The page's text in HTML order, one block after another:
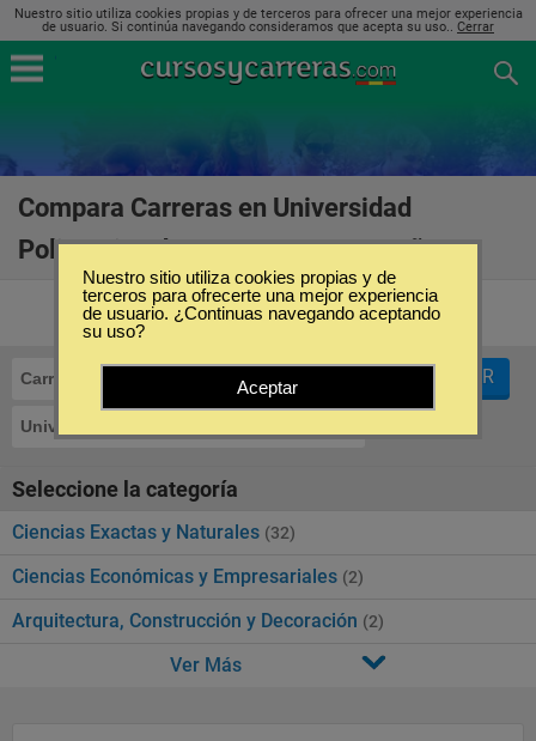
Nuestro sitio utiliza cookies propias y de terceros para ofrecer una mejor experiencia
de usuario. Si continúa navegando consideramos que acepta su uso.. Cerrar
Compara Carreras en Universidad
Politécnica de Cartagena en España
Carreras
Universidad Politécnica de Cartagena
FILTRAR
Seleccione la categoría
Ciencias Exactas y Naturales (32)
Ciencias Económicas y Empresariales (2)
Arquitectura, Construcción y Decoración (2)
Ver Más
Nuestro sitio utiliza cookies propias y de
terceros para ofrecerte una mejor experiencia
de usuario. ¿Continuas navegando aceptando
su uso?
Aceptar